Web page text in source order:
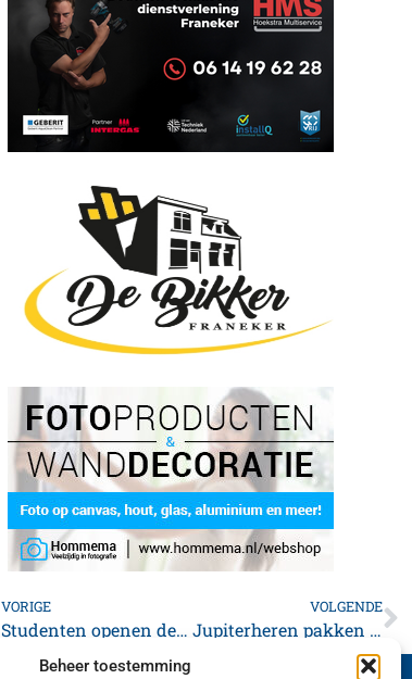
Beheer toestemming
VORIGE
Studenten openen de Box
VOLGENDE
Jupiterheren pakken de punten